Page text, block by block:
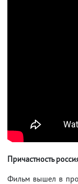
Причастность
Фильм вышел в